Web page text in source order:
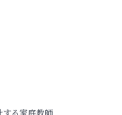
する家庭教師